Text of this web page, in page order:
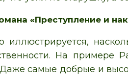
«Преступление и
иллюстрируется,
На примере
самые добрые и